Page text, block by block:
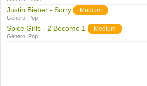
Justin Bieber - Sorry Medium
Género: Pop
Spice Girls - 2 Become 1 Medium
Género: Pop